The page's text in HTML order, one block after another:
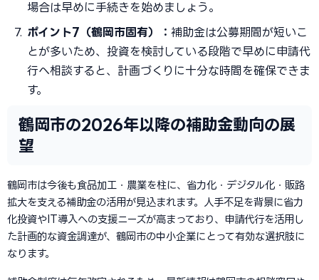
場合は早めに手続きを始めましょう。
ポイント7（鶴岡市固有）： 補助金は公募期間が短いこ
とが多いため、投資を検討している段階で早めに申請代
行へ相談すると、計画づくりに十分な時間を確保できま
す。
鶴岡市の2026年以降の補助金動向の展
望
鶴岡市は今後も食品加工・農業を柱に、省力化・デジタル化・販路
拡大を支える補助金の活用が見込まれます。人手不足を背景に省力
化投資やIT導入への支援ニーズが高まっており、申請代行を活用し
た計画的な資金調達が、鶴岡市の中小企業にとって有効な選択肢に
なります。